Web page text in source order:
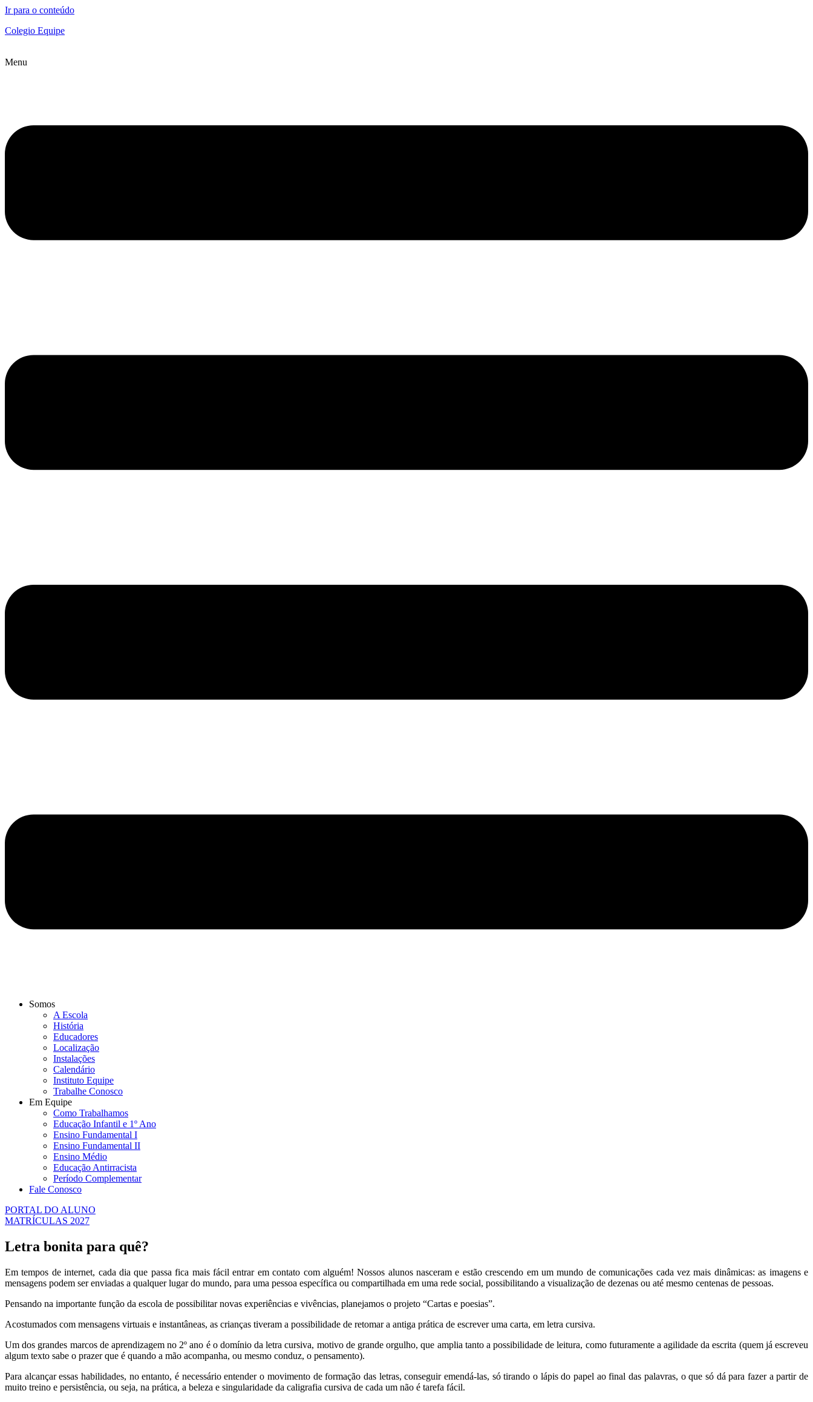
Ir para o conteúdo
Colegio Equipe
Menu
Somos
A Escola
História
Educadores
Localização
Instalações
Calendário
Instituto Equipe
Trabalhe Conosco
Em Equipe
Como Trabalhamos
Educação Infantil e 1º Ano
Ensino Fundamental I
Ensino Fundamental II
Ensino Médio
Educação Antirracista
Período Complementar
Fale Conosco
PORTAL DO ALUNO
MATRÍCULAS 2027
Letra bonita para quê?
Em tempos de internet, cada dia que passa fica mais fácil entrar em contato com alguém! Nossos alunos nasceram e estão crescendo em um mundo de comunicações cada vez mais dinâmicas: as imagens e
mensagens podem ser enviadas a qualquer lugar do mundo, para uma pessoa específica ou compartilhada em uma rede social, possibilitando a visualização de dezenas ou até mesmo centenas de pessoas.
Pensando na importante função da escola de possibilitar novas experiências e vivências, planejamos o projeto “Cartas e poesias”.
Acostumados com mensagens virtuais e instantâneas, as crianças tiveram a possibilidade de retomar a antiga prática de escrever uma carta, em letra cursiva.
Um dos grandes marcos de aprendizagem no 2º ano é o domínio da letra cursiva, motivo de grande orgulho, que amplia tanto a possibilidade de leitura, como futuramente a agilidade da escrita (quem já escreveu
algum texto sabe o prazer que é quando a mão acompanha, ou mesmo conduz, o pensamento).
Para alcançar essas habilidades, no entanto, é necessário entender o movimento de formação das letras, conseguir emendá-las, só tirando o lápis do papel ao final das palavras, o que só dá para fazer a partir de
muito treino e persistência, ou seja, na prática, a beleza e singularidade da caligrafia cursiva de cada um não é tarefa fácil.